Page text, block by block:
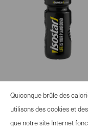
and
100
ml
Quiconque brûle des
utilisons des cookies et
que notre site Internet